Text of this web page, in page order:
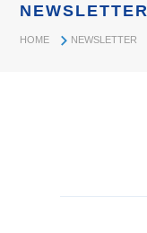
NEWSLETTER
HOME NEWSLETTER